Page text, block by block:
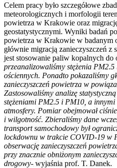
Celem pracy było szczegółowe
meteorologicznych i morfologii
powietrza w Krakowie oraz
geostatystycznymi. Wyniki badań
powietrza w Krakowie w badanym
głównie migracją zanieczyszczeń z
jest stosowanie paliw kopalnych do
przeanalizowaliśmy stężenia
ościennych. Ponadto pokazaliśmy
zanieczyszczeń powietrza w
Zastosowaliśmy analizę
stężeniami PM2.5 i PM10, a innymi
atmosfery. Pomiar obejmował
i wilgotność. Zbieraliśmy dane
transport samochodowy był
lockdownu w trakcie COVID-19 w
obserwację zanieczyszczeń
przy znacznie obniżonym
drogowy- wyjaśnia prof. T. Danek.